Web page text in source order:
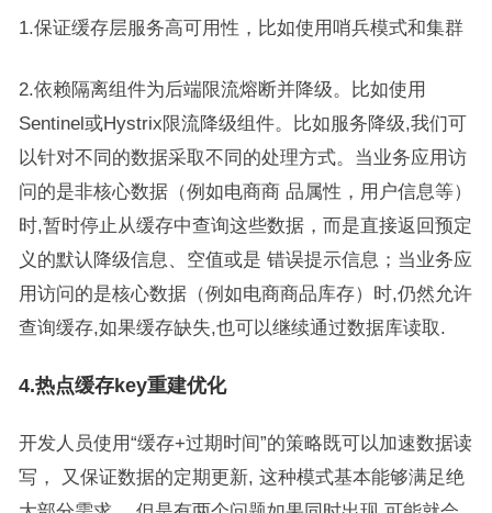
1.保证缓存层服务高可用性，比如使用哨兵模式和集群
2.依赖隔离组件为后端限流熔断并降级。比如使用
Sentinel或Hystrix限流降级组件。比如服务降级,我们可
以针对不同的数据采取不同的处理方式。当业务应用访
问的是非核心数据（例如电商商 品属性，用户信息等）
时,暂时停止从缓存中查询这些数据，而是直接返回预定
义的默认降级信息、空值或是 错误提示信息；当业务应
用访问的是核心数据（例如电商商品库存）时,仍然允许
查询缓存,如果缓存缺失,也可以继续通过数据库读取.
4.热点缓存key重建优化
开发人员使用“缓存+过期时间”的策略既可以加速数据读
写， 又保证数据的定期更新, 这种模式基本能够满足绝